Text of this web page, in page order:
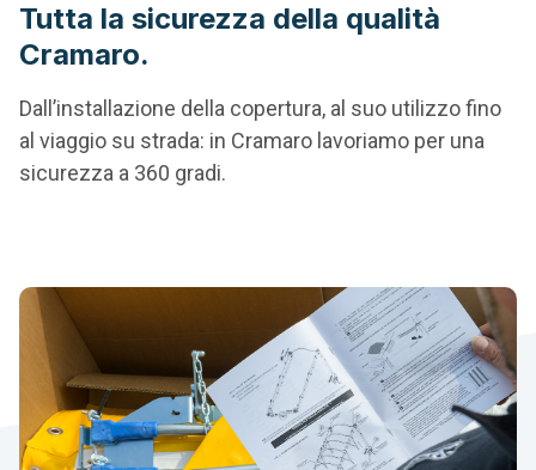
Tutta la sicurezza della qualità
Cramaro.
Dall’installazione della copertura, al suo utilizzo fino
al viaggio su strada: in Cramaro lavoriamo per una
sicurezza a 360 gradi.